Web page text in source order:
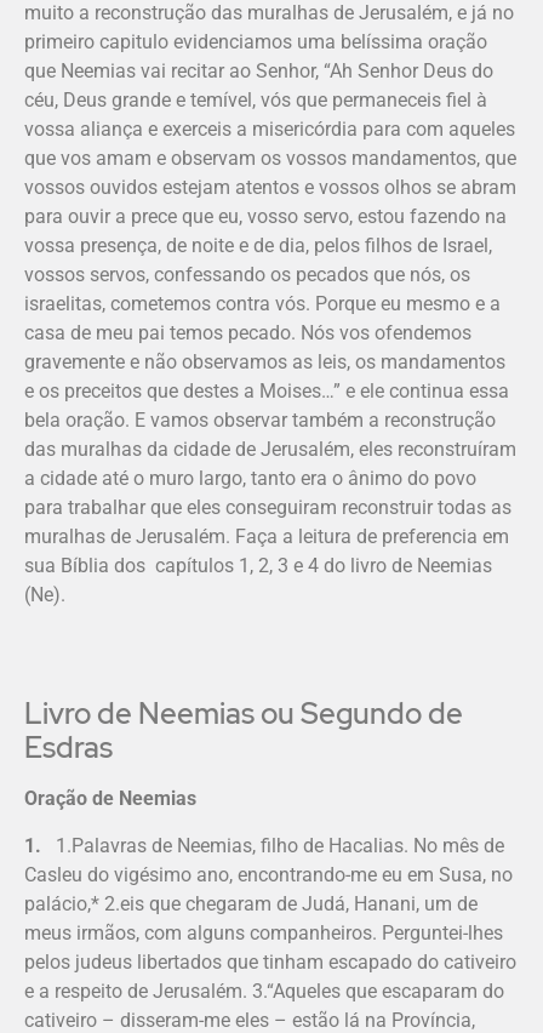
muito a reconstrução das muralhas de Jerusalém, e já no
primeiro capitulo evidenciamos uma belíssima oração
que Neemias vai recitar ao Senhor, “Ah Senhor Deus do
céu, Deus grande e temível, vós que permaneceis fiel à
vossa aliança e exerceis a misericórdia para com aqueles
que vos amam e observam os vossos mandamentos, que
vossos ouvidos estejam atentos e vossos olhos se abram
para ouvir a prece que eu, vosso servo, estou fazendo na
vossa presença, de noite e de dia, pelos filhos de Israel,
vossos servos, confessando os pecados que nós, os
israelitas, cometemos contra vós. Porque eu mesmo e a
casa de meu pai temos pecado. Nós vos ofendemos
gravemente e não observamos as leis, os mandamentos
e os preceitos que destes a Moises…” e ele continua essa
bela oração. E vamos observar também a reconstrução
das muralhas da cidade de Jerusalém, eles reconstruíram
a cidade até o muro largo, tanto era o ânimo do povo
para trabalhar que eles conseguiram reconstruir todas as
muralhas de Jerusalém. Faça a leitura de preferencia em
sua Bíblia dos capítulos 1, 2, 3 e 4 do livro de Neemias
(Ne).
Livro de Neemias ou Segundo de
Esdras
Oração de Neemias
1. 1.Palavras de Neemias, filho de Hacalias. No mês de
Casleu do vigésimo ano, encontrando-me eu em Susa, no
palácio,* 2.eis que chegaram de Judá, Hanani, um de
meus irmãos, com alguns companheiros. Perguntei-lhes
pelos judeus libertados que tinham escapado do cativeiro
e a respeito de Jerusalém. 3.“Aqueles que escaparam do
cativeiro – disseram-me eles – estão lá na Província,